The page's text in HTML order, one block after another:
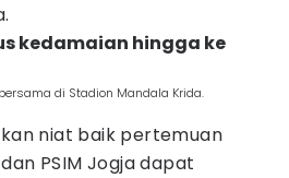
kedamaian hingga ke
di Stadion Mandala Krida.
niat baik pertemuan
PSIM Jogja dapat